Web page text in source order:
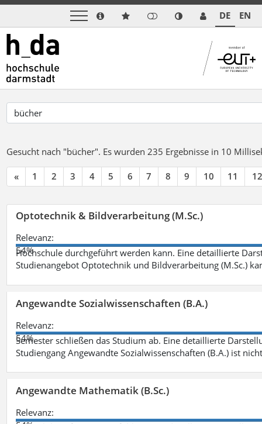
DE EN
Gesucht nach "bücher". Es wurden 235 Ergebnisse in 10
« 1 2 3 4 5 6 7 8 9 10 11 12
Optotechnik & Bildverarbeitung (M.Sc.)
Relevanz:
54%
Hochschule durchgeführt werden kann. Eine detaillierte
Studienangebot Optotechnik und Bildverarbeitung (M.Sc.)
Angewandte Sozialwissenschaften (B.A.)
Relevanz:
54%
Semester schließen das Studium ab. Eine detaillierte
Studiengang Angewandte Sozialwissenschaften (B.A.) ist
Angewandte Mathematik (B.Sc.)
Relevanz: